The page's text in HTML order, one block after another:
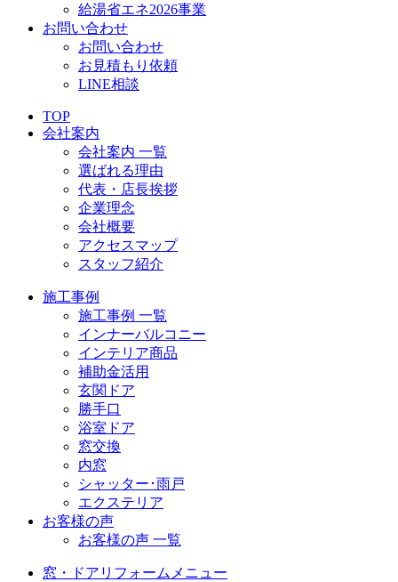
給湯省エネ2026事業
お問い合わせ
お問い合わせ
お見積もり依頼
LINE相談
TOP
会社案内
会社案内 一覧
選ばれる理由
代表・店長挨拶
企業理念
会社概要
アクセスマップ
スタッフ紹介
施工事例
施工事例 一覧
インナーバルコニー
インテリア商品
補助金活用
玄関ドア
勝手口
浴室ドア
窓交換
内窓
シャッター･雨戸
エクステリア
お客様の声
お客様の声 一覧
窓・ドアリフォームメニュー